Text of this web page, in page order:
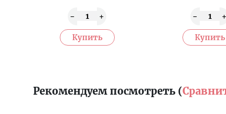
Рекомендуем посмотреть (